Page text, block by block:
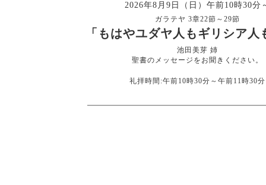
2026年8月9日（日）午前10時30分
ガラテヤ 3章22節～29節
「もはやユダヤ人もギリシア人
池田美芽 姉
聖書のメッセージをお聞きください。
礼拝時間:午前10時30分～午前11時30分